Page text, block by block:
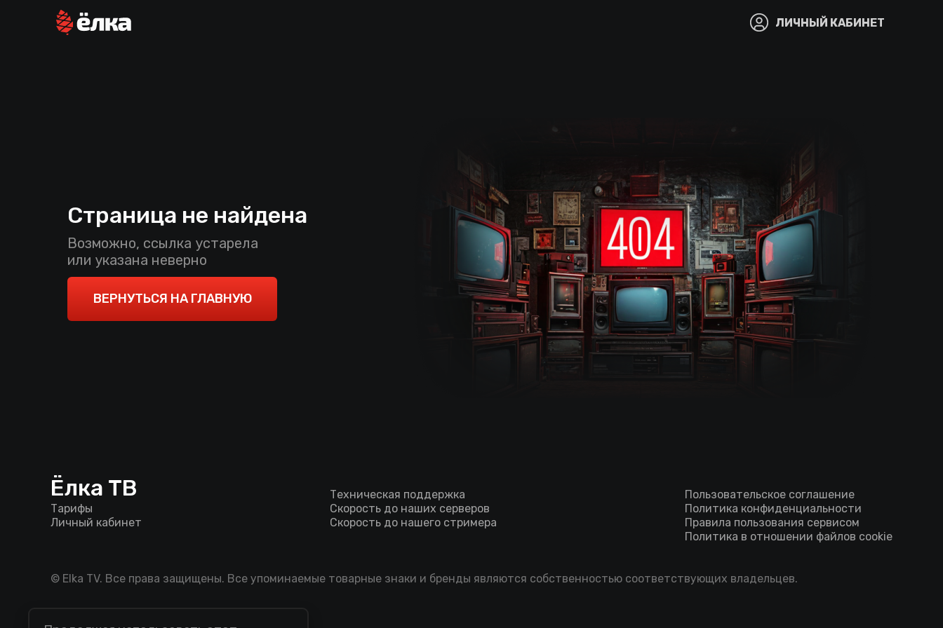
ЛИЧНЫЙ КАБИНЕТ
Страница не найдена
Возможно, ссылка устарела
или указана неверно
ВЕРНУТЬСЯ НА ГЛАВНУЮ
Ёлка ТВ
Тарифы
Личный кабинет
Техническая поддержка
Скорость до наших серверов
Скорость до нашего стримера
Пользовательское соглашение
Политика конфиденциальности
Правила пользования сервисом
Политика в отношении файлов cookie
© Elka TV. Все права защищены. Все упоминаемые товарные знаки и бренды являются собственностью соответствующих владельцев.